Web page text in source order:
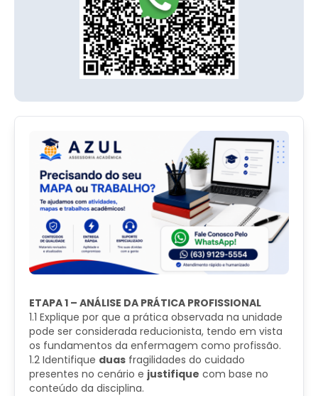
ETAPA 1 – ANÁLISE DA PRÁTICA PROFISSIONAL
1.1 Explique por que a prática observada na unidade
pode ser considerada reducionista, tendo em vista
os fundamentos da enfermagem como profissão.
1.2 Identifique duas fragilidades do cuidado
presentes no cenário e justifique com base no
conteúdo da disciplina.